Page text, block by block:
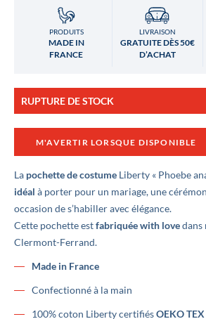
PRODUITS
MADE IN
FRANCE
LIVRAISON
GRATUITE DÈS 50€
D’ACHAT
RUPTURE DE STOCK
M'AVERTIR LORSQUE DISPONIBLE
La pochette de costume Liberty « Phoebe
idéal à porter pour un mariage, une
occasion de s’habiller avec élégance.
Cette pochette estfabriquée with lovedans
Clermont-Ferrand.
Made in France
Confectionné à la main
100% coton Liberty certifiésOEKO TEX